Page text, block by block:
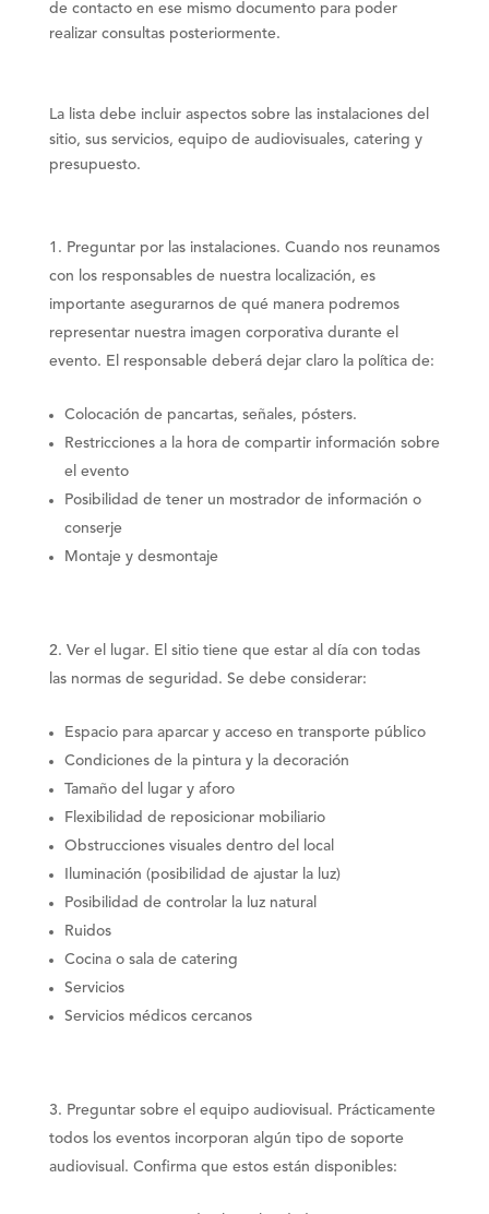
de contacto en ese mismo documento para poder
realizar consultas posteriormente.
La lista debe incluir aspectos sobre las instalaciones del
sitio, sus servicios, equipo de audiovisuales, catering y
presupuesto.
Preguntar por las instalaciones. Cuando nos reunamos
con los responsables de nuestra localización, es
importante asegurarnos de qué manera podremos
representar nuestra imagen corporativa durante el
evento. El responsable deberá dejar claro la política de:
Colocación de pancartas, señales, pósters.
Restricciones a la hora de compartir información sobre
el evento
Posibilidad de tener un mostrador de información o
conserje
Montaje y desmontaje
Ver el lugar. El sitio tiene que estar al día con todas
las normas de seguridad. Se debe considerar:
Espacio para aparcar y acceso en transporte público
Condiciones de la pintura y la decoración
Tamaño del lugar y aforo
Flexibilidad de reposicionar mobiliario
Obstrucciones visuales dentro del local
Iluminación (posibilidad de ajustar la luz)
Posibilidad de controlar la luz natural
Ruidos
Cocina o sala de catering
Servicios
Servicios médicos cercanos
Preguntar sobre el equipo audiovisual . Prácticamente
todos los eventos incorporan algún tipo de soporte
audiovisual. Confirma que estos están disponibles: